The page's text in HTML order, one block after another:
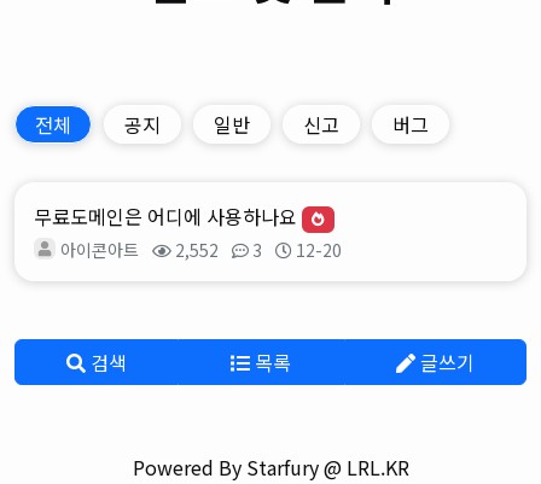
전체 공지 일반 신고 버그
무료도메인은 어디에 사용하나요
아이콘아트 2,552 3 12-20
검색 목록 글쓰기
Powered By Starfury @ LRL.KR